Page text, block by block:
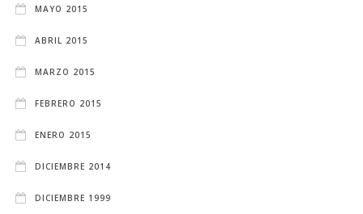
MAYO 2015
ABRIL 2015
MARZO 2015
FEBRERO 2015
ENERO 2015
DICIEMBRE 2014
DICIEMBRE 1999